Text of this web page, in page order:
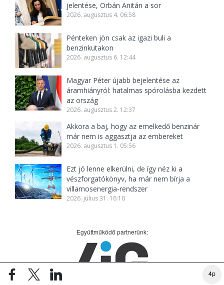
4p
jelentése, Orbán Anitán a sor
2026. augusztus 4. 06:58
Pénteken jön csak az igazi buli a
benzinkutakon
2026. augusztus 6. 12:44
Magyar Péter újabb bejelentése az
áramhiányról: hatalmas spórolásba kezdett
az ország
2026. augusztus 2. 12:37
Akkora a baj, hogy az emelkedő benzinár
már nem is aggasztja az embereket
2026. augusztus 1. 05:56
Ezt jó lenne elkerülni, de így néz ki a
vészforgatókönyv, ha már nem bírja a
villamosenergia-rendszer
2026. július 31. 16:10
Együttműködő partnerünk: